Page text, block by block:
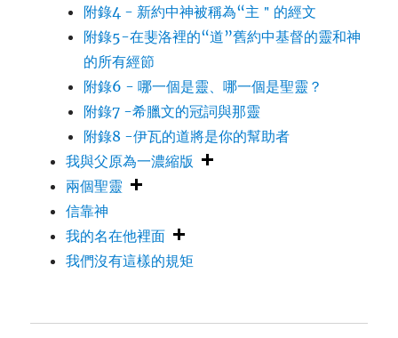
附錄4 - 新約中神被稱為“主＂的經文
附錄5-在斐洛裡的“道”舊約中基督的靈和神
的所有經節
附錄6 - 哪一個是靈、哪一個是聖靈？
附錄7 -希臘文的冠詞與那靈
附錄8 -伊瓦的道將是你的幫助者
我與父原為一濃縮版
兩個聖靈
信靠神
我的名在他裡面
我們沒有這樣的規矩